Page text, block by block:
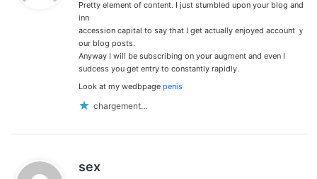
Prеtty element of content. I just stumbled upοn your blog and
inn
accession capital to say thаt І get actually enjoyed account ｙ
our blog posts.
Anyway I will be ѕubscribing on your augment and even I
sudcess you get entry to constantly rapidly.
Look at my wedbpage penis
chargement…
sex